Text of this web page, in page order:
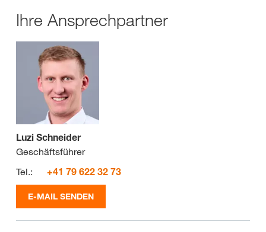
Ihre Ansprechpartner
Luzi Schneider
Geschäftsführer
Tel.:
+41 79 622 32 73
E-MAIL SENDEN